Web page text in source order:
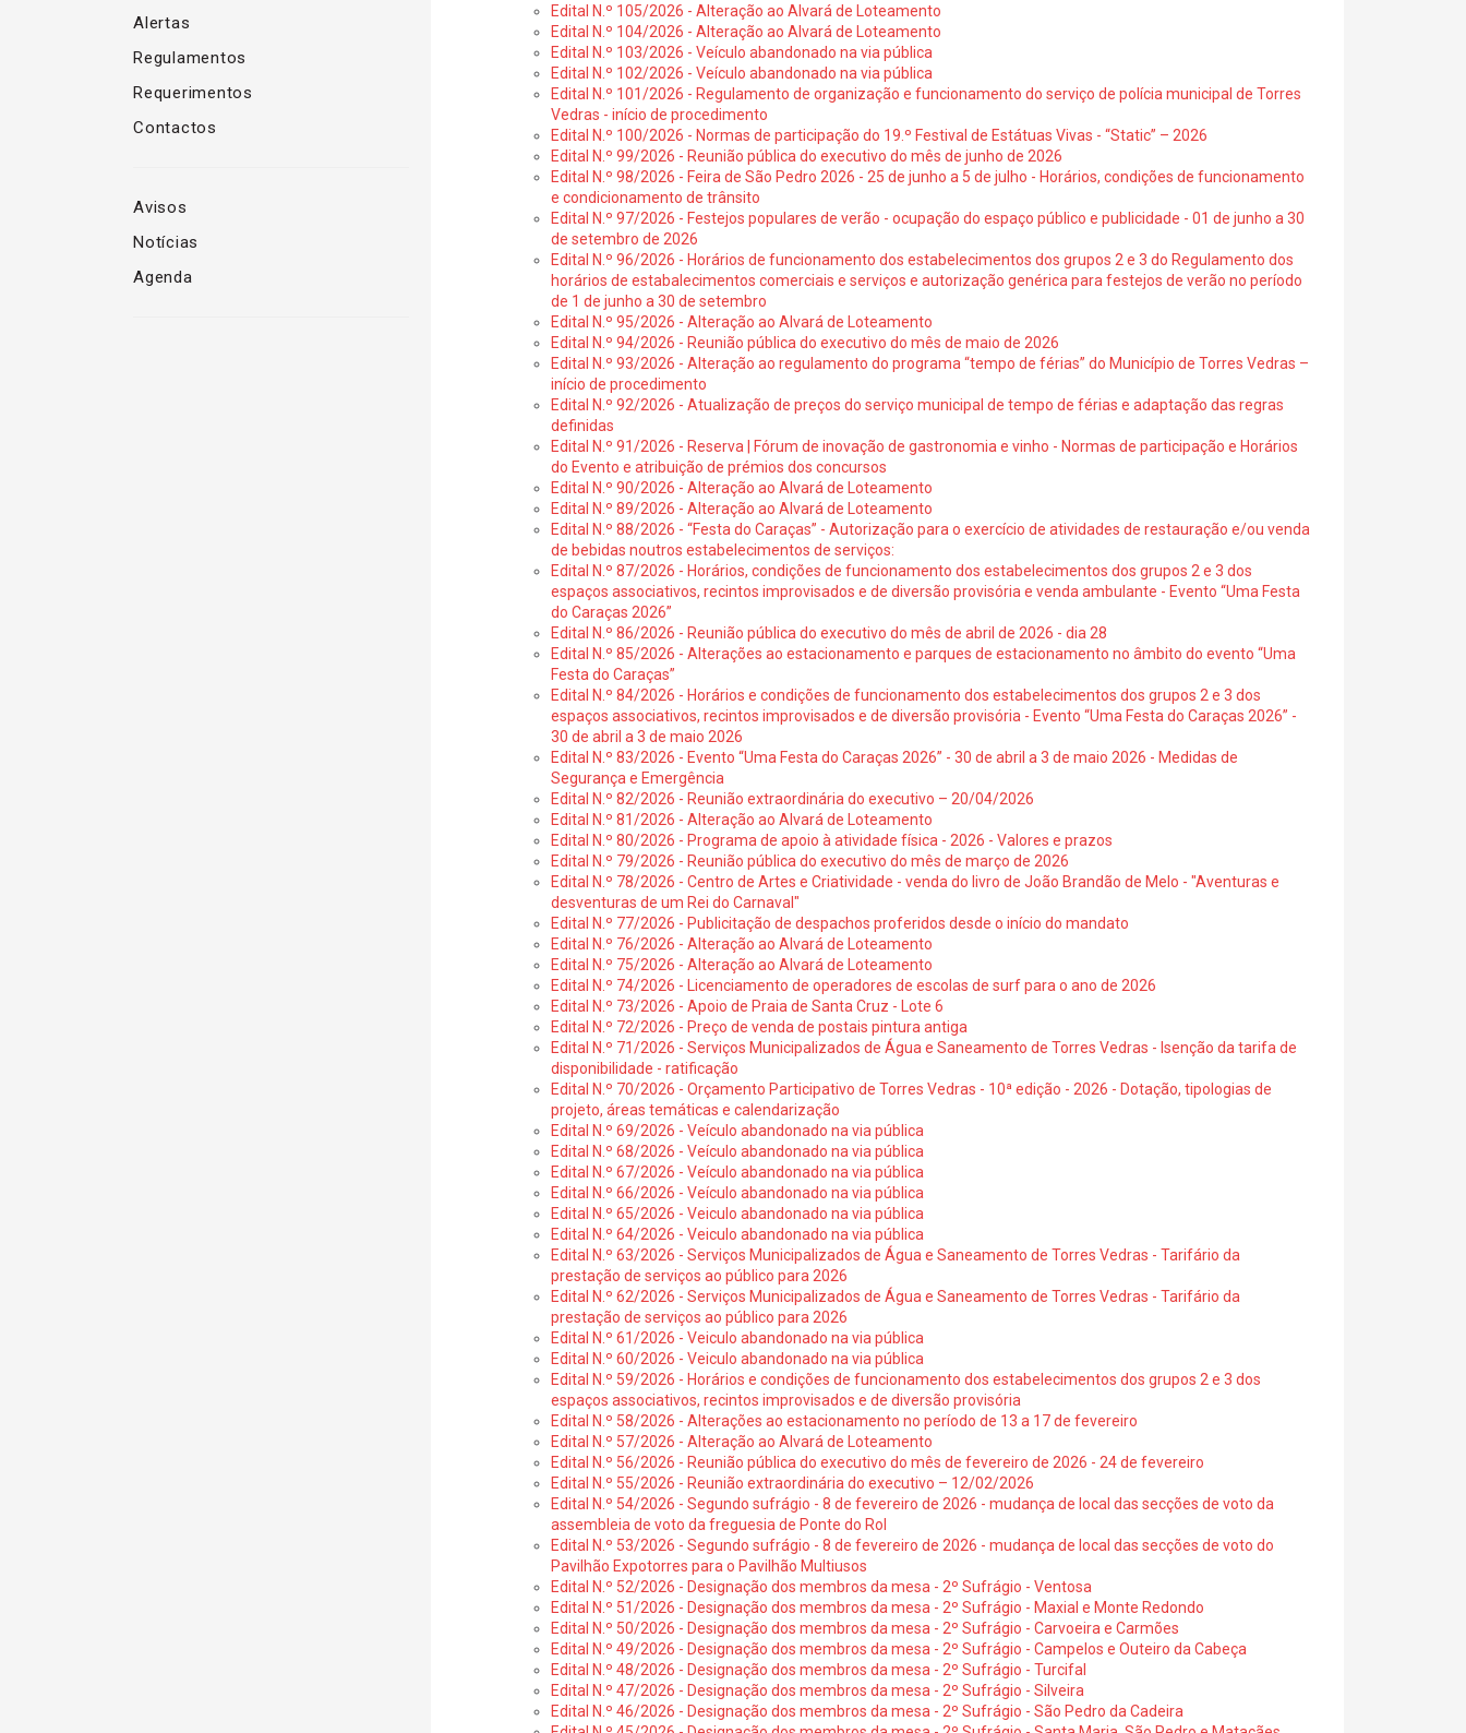
Alertas
Regulamentos
Requerimentos
Contactos
Avisos
Notícias
Agenda
Edital N.º 105/2026 - Alteração ao Alvará de Loteamento
Edital N.º 104/2026 - Alteração ao Alvará de Loteamento
Edital N.º 103/2026 - Veículo abandonado na via pública
Edital N.º 102/2026 - Veículo abandonado na via pública
Edital N.º 101/2026 - Regulamento de organização e funcionamento do serviço de polícia municipal de Torres
Vedras - início de procedimento
Edital N.º 100/2026 - Normas de participação do 19.º Festival de Estátuas Vivas - “Static” – 2026
Edital N.º 99/2026 - Reunião pública do executivo do mês de junho de 2026
Edital N.º 98/2026 - Feira de São Pedro 2026 - 25 de junho a 5 de julho - Horários, condições de funcionamento
e condicionamento de trânsito
Edital N.º 97/2026 - Festejos populares de verão - ocupação do espaço público e publicidade - 01 de junho a 30
de setembro de 2026
Edital N.º 96/2026 - Horários de funcionamento dos estabelecimentos dos grupos 2 e 3 do Regulamento dos
horários de estabalecimentos comerciais e serviços e autorização genérica para festejos de verão no período
de 1 de junho a 30 de setembro
Edital N.º 95/2026 - Alteração ao Alvará de Loteamento
Edital N.º 94/2026 - Reunião pública do executivo do mês de maio de 2026
Edital N.º 93/2026 - Alteração ao regulamento do programa “tempo de férias” do Município de Torres Vedras –
início de procedimento
Edital N.º 92/2026 - Atualização de preços do serviço municipal de tempo de férias e adaptação das regras
definidas
Edital N.º 91/2026 - Reserva | Fórum de inovação de gastronomia e vinho - Normas de participação e Horários
do Evento e atribuição de prémios dos concursos
Edital N.º 90/2026 - Alteração ao Alvará de Loteamento
Edital N.º 89/2026 - Alteração ao Alvará de Loteamento
Edital N.º 88/2026 - “Festa do Caraças” - Autorização para o exercício de atividades de restauração e/ou venda
de bebidas noutros estabelecimentos de serviços:
Edital N.º 87/2026 - Horários, condições de funcionamento dos estabelecimentos dos grupos 2 e 3 dos
espaços associativos, recintos improvisados e de diversão provisória e venda ambulante - Evento “Uma Festa
do Caraças 2026”
Edital N.º 86/2026 - Reunião pública do executivo do mês de abril de 2026 - dia 28
Edital N.º 85/2026 - Alterações ao estacionamento e parques de estacionamento no âmbito do evento “Uma
Festa do Caraças”
Edital N.º 84/2026 - Horários e condições de funcionamento dos estabelecimentos dos grupos 2 e 3 dos
espaços associativos, recintos improvisados e de diversão provisória - Evento “Uma Festa do Caraças 2026” -
30 de abril a 3 de maio 2026
Edital N.º 83/2026 - Evento “Uma Festa do Caraças 2026” - 30 de abril a 3 de maio 2026 - Medidas de
Segurança e Emergência
Edital N.º 82/2026 - Reunião extraordinária do executivo – 20/04/2026
Edital N.º 81/2026 - Alteração ao Alvará de Loteamento
Edital N.º 80/2026 - Programa de apoio à atividade física - 2026 - Valores e prazos
Edital N.º 79/2026 - Reunião pública do executivo do mês de março de 2026
Edital N.º 78/2026 - Centro de Artes e Criatividade - venda do livro de João Brandão de Melo - "Aventuras e
desventuras de um Rei do Carnaval"
Edital N.º 77/2026 - Publicitação de despachos proferidos desde o início do mandato
Edital N.º 76/2026 - Alteração ao Alvará de Loteamento
Edital N.º 75/2026 - Alteração ao Alvará de Loteamento
Edital N.º 74/2026 - Licenciamento de operadores de escolas de surf para o ano de 2026
Edital N.º 73/2026 - Apoio de Praia de Santa Cruz - Lote 6
Edital N.º 72/2026 - Preço de venda de postais pintura antiga
Edital N.º 71/2026 - Serviços Municipalizados de Água e Saneamento de Torres Vedras - Isenção da tarifa de
disponibilidade - ratificação
Edital N.º 70/2026 - Orçamento Participativo de Torres Vedras - 10ª edição - 2026 - Dotação, tipologias de
projeto, áreas temáticas e calendarização
Edital N.º 69/2026 - Veículo abandonado na via pública
Edital N.º 68/2026 - Veículo abandonado na via pública
Edital N.º 67/2026 - Veículo abandonado na via pública
Edital N.º 66/2026 - Veículo abandonado na via pública
Edital N.º 65/2026 - Veiculo abandonado na via pública
Edital N.º 64/2026 - Veiculo abandonado na via pública
Edital N.º 63/2026 - Serviços Municipalizados de Água e Saneamento de Torres Vedras - Tarifário da
prestação de serviços ao público para 2026
Edital N.º 62/2026 - Serviços Municipalizados de Água e Saneamento de Torres Vedras - Tarifário da
prestação de serviços ao público para 2026
Edital N.º 61/2026 - Veiculo abandonado na via pública
Edital N.º 60/2026 - Veiculo abandonado na via pública
Edital N.º 59/2026 - Horários e condições de funcionamento dos estabelecimentos dos grupos 2 e 3 dos
espaços associativos, recintos improvisados e de diversão provisória
Edital N.º 58/2026 - Alterações ao estacionamento no período de 13 a 17 de fevereiro
Edital N.º 57/2026 - Alteração ao Alvará de Loteamento
Edital N.º 56/2026 - Reunião pública do executivo do mês de fevereiro de 2026 - 24 de fevereiro
Edital N.º 55/2026 - Reunião extraordinária do executivo – 12/02/2026
Edital N.º 54/2026 - Segundo sufrágio - 8 de fevereiro de 2026 - mudança de local das secções de voto da
assembleia de voto da freguesia de Ponte do Rol
Edital N.º 53/2026 - Segundo sufrágio - 8 de fevereiro de 2026 - mudança de local das secções de voto do
Pavilhão Expotorres para o Pavilhão Multiusos
Edital N.º 52/2026 - Designação dos membros da mesa - 2º Sufrágio - Ventosa
Edital N.º 51/2026 - Designação dos membros da mesa - 2º Sufrágio - Maxial e Monte Redondo
Edital N.º 50/2026 - Designação dos membros da mesa - 2º Sufrágio - Carvoeira e Carmões
Edital N.º 49/2026 - Designação dos membros da mesa - 2º Sufrágio - Campelos e Outeiro da Cabeça
Edital N.º 48/2026 - Designação dos membros da mesa - 2º Sufrágio - Turcifal
Edital N.º 47/2026 - Designação dos membros da mesa - 2º Sufrágio - Silveira
Edital N.º 46/2026 - Designação dos membros da mesa - 2º Sufrágio - São Pedro da Cadeira